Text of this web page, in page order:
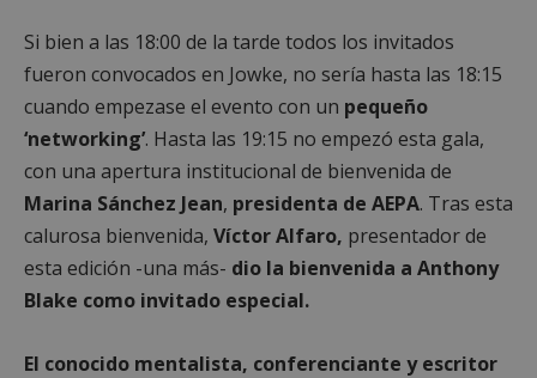
Si bien a las 18:00 de la tarde todos los invitados
fueron convocados en Jowke, no sería hasta las 18:15
cuando empezase el evento con un pequeño
‘networking’. Hasta las 19:15 no empezó esta gala,
con una apertura institucional de bienvenida de
Marina Sánchez Jean, presidenta de AEPA. Tras esta
calurosa bienvenida, Víctor Alfaro, presentador de
esta edición -una más- dio la bienvenida a Anthony
Blake como invitado especial.
El conocido mentalista, conferenciante y escritor